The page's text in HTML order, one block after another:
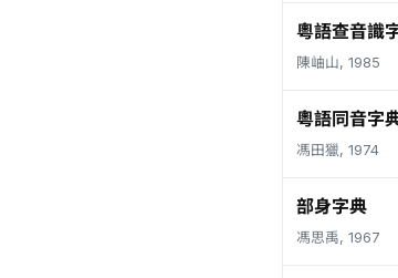
粵語查音識
陳岫山, 1985
粵語同音字
馮田獵, 1974
部身字典
馮思禹, 1967